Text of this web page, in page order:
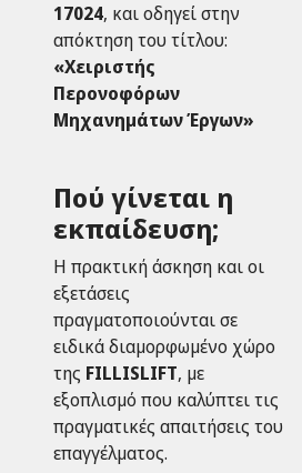
17024, και οδηγεί στην
απόκτηση του τίτλου:
«Χειριστής
Περονοφόρων
Μηχανημάτων Έργων»
Πού γίνεται η
εκπαίδευση;
Η πρακτική άσκηση και οι
εξετάσεις
πραγματοποιούνται σε
ειδικά διαμορφωμένο χώρο
της FILLISLIFT, με
εξοπλισμό που καλύπτει τις
πραγματικές απαιτήσεις του
επαγγέλματος.